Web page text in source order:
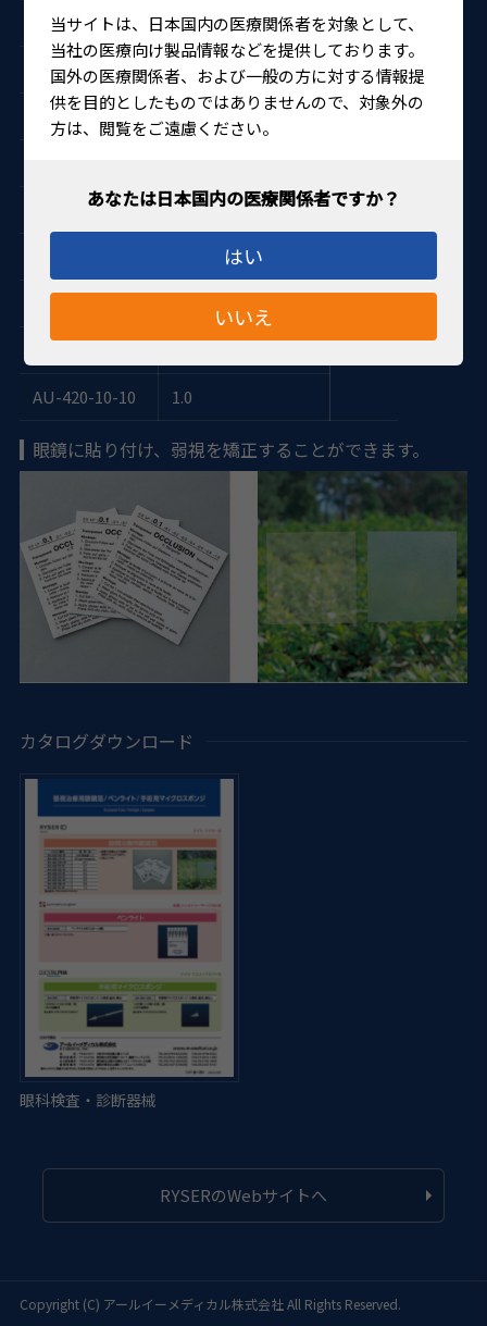
当サイトは、日本国内の医療関係者を対象として、
当社の医療向け製品情報などを提供しております。
国外の医療関係者、および一般の方に対する情報提
供を目的としたものではありませんので、対象外の
方は、閲覧をご遠慮ください。
はい
いいえ
3枚入
AU-420-LP-10 LP
AU-420-001-10 ＜0.1
AU-420-01-10 0.1
AU-420-03-10 0.3
AU-420-06-10
AU-420-10-10 1.0
眼鏡に貼り付け、弱視を矯正することができます。
カタログダウンロード
RYSERのWebサイトへ
Copyright (C) アールイーメディカル株式会社All Rights Reserved.